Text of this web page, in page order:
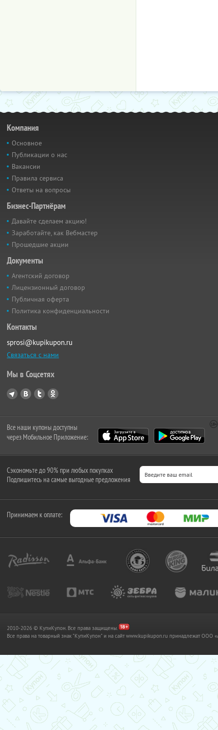
Компания
Основное
Публикации о нас
Вакансии
Правила сервиса
Ответы на вопросы
Бизнес-Партнёрам
Давайте сделаем акцию!
Заработайте, как Вебмастер
Прошедшие акции
Документы
Агентский договор
Лицензионный договор
Публичная оферта
Политика конфиденциальности
Контакты
sprosi@kupikupon.ru
Связаться с нами
Мы в Соцсетях
Все наши купоны доступны
через Мобильное Приложение:
Сэкономьте до 90% при любых покупках
Подпишитесь на самые выгодные предложения
Принимаем к оплате:
2010-2026 © КупиКупон. Все права защищены.
Все права на товарный знак "КупиКупон" и на сайт www.kupikupon.ru принадлежат